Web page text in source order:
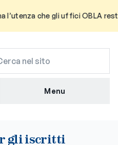
che gli uffici OBLA
Menu
gli iscritti